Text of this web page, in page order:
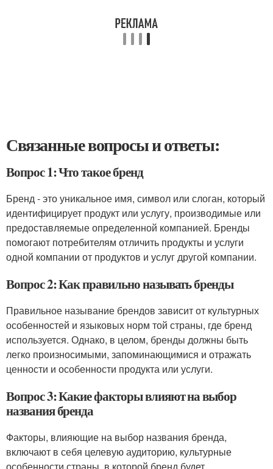
Связанные вопросы и ответы:
Вопрос 1: Что такое бренд
Бренд - это уникальное имя, символ или слоган, который
идентифицирует продукт или услугу, производимые или
предоставляемые определенной компанией. Бренды
помогают потребителям отличить продукты и услуги
одной компании от продуктов и услуг другой компании.
Вопрос 2: Как правильно называть бренды
Правильное называние брендов зависит от культурных
особенностей и языковых норм той страны, где бренд
используется. Однако, в целом, бренды должны быть
легко произносимыми, запоминающимися и отражать
ценности и особенности продукта или услуги.
Вопрос 3: Какие факторы влияют на выбор
названия бренда
Факторы, влияющие на выбор названия бренда,
включают в себя целевую аудиторию, культурные